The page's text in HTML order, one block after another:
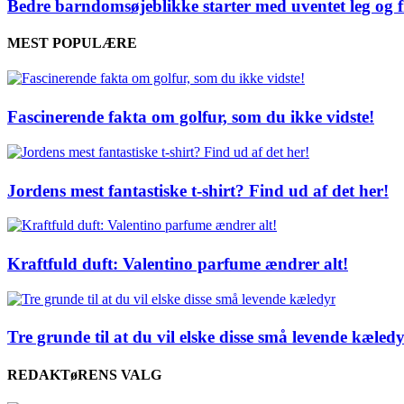
Bedre barndomsøjeblikke starter med uventet leg og
MEST POPULÆRE
Fascinerende fakta om golfur, som du ikke vidste!
Jordens mest fantastiske t-shirt? Find ud af det her!
Kraftfuld duft: Valentino parfume ændrer alt!
Tre grunde til at du vil elske disse små levende
REDAKTøRENS VALG